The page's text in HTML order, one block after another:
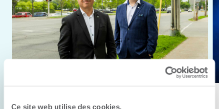
Ce site web utilise des cookies.